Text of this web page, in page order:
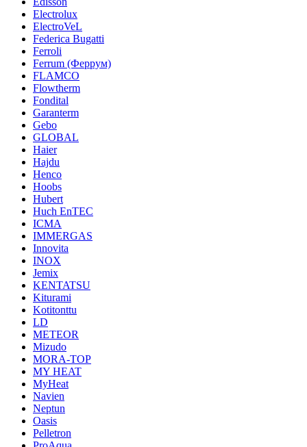
Electrolux
ElectroVeL
Federica Bugatti
Ferroli
Ferrum (Феррум)
FLAMCO
Flowtherm
Fondital
Garanterm
Gebo
GLOBAL
Haier
Hajdu
Henco
Hoobs
Hubert
Huch EnTEC
ICMA
IMMERGAS
Innovita
INOX
Jemix
KENTATSU
Kiturami
Kotitonttu
LD
METEOR
Mizudo
MORA-TOP
MY HEAT
MyHeat
Navien
Neptun
Oasis
Pelletron